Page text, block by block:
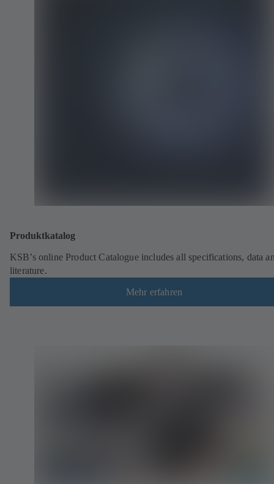
Produktkatalog
KSB’s online Product Catalogue includes all specifications, data
literature.
Mehr erfahren